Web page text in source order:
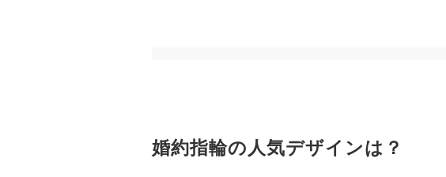
婚約指輪の人気デザインは？